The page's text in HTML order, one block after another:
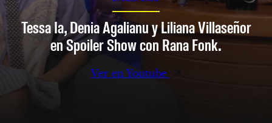
Tessa Ia, Denia Agalianu y Liliana Villaseñor
en Spoiler Show con Rana Fonk.
Ver en Youtube